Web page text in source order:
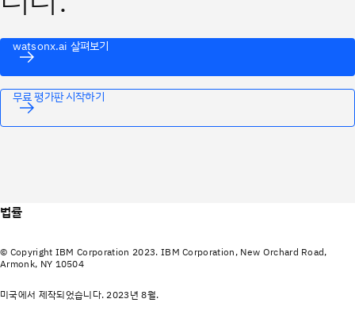
watsonx.ai 살펴보기
무료 평가판 시작하기
법률
© Copyright IBM Corporation 2023. IBM Corporation, New Orchard Road,
Armonk, NY 10504
미국에서 제작되었습니다. 2023년 8월.